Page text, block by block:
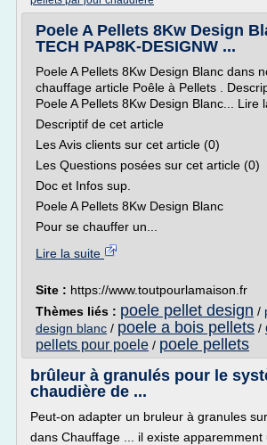
Poele A Pellets 8Kw Design
TECH PAP8K-DESIGNW ...
Poele A Pellets 8Kw Design Blanc dans
chauffage article Poêle à Pellets .
Poele A Pellets 8Kw Design Blanc... Lire
Descriptif de cet article
Les Avis clients sur cet article (0)
Les Questions posées sur cet article (0)
Doc et Infos sup.
Poele A Pellets 8Kw Design Blanc
Pour se chauffer un...
Lire la suite
Site : https://www.toutpourlamaison.fr
Thèmes liés : poele pellet design /
design blanc / poele a bois pellets /
pellets pour poele / poele pellets
brûleur à granulés pour le
chaudière de ...
Peut-on adapter un bruleur à granules sur
dans Chauffage ... il existe apparemment